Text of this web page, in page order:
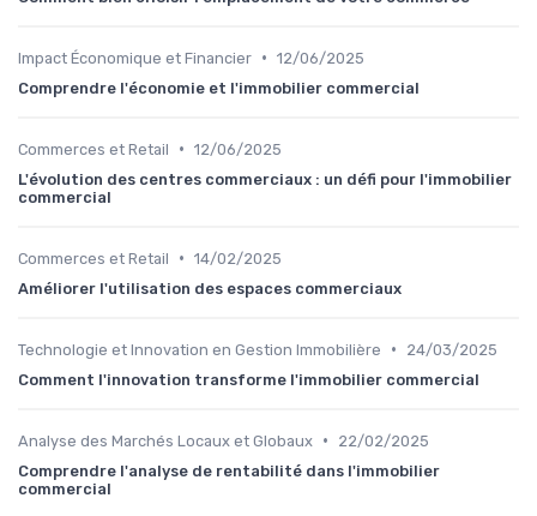
Impact Économique et Financier • 12/06/2025
Comprendre l'économie et l'immobilier commercial
Commerces et Retail • 12/06/2025
L'évolution des centres commerciaux : un défi pour l'immobilier
commercial
Commerces et Retail • 14/02/2025
Améliorer l'utilisation des espaces commerciaux
Technologie et Innovation en Gestion Immobilière •
24/03/2025
Comment l'innovation transforme l'immobilier commercial
Analyse des Marchés Locaux et Globaux •
22/02/2025
Comprendre l'analyse de rentabilité dans l'immobilier
commercial